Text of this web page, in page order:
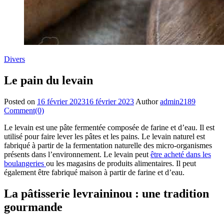
Divers
Le pain du levain
Posted on 16 février 202316 février 2023 Author admin2189
Comment(0)
Le levain est une pâte fermentée composée de farine et d’eau. Il est
utilisé pour faire lever les pâtes et les pains. Le levain naturel est
fabriqué à partir de la fermentation naturelle des micro-organismes
présents dans l’environnement. Le levain peut être acheté dans les
boulangeries ou les magasins de produits alimentaires. Il peut
également être fabriqué maison à partir de farine et d’eau.
La pâtisserie levraininou : une tradition
gourmande